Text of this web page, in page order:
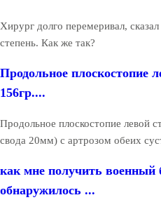
Хирург долго перемеривал,
степень. Как же так?
Продольное плоскостопие
156гр....
Продольное плоскостопие левой
свода 20мм) с артрозом обеих
как мне получить военный
обнаружилось ...